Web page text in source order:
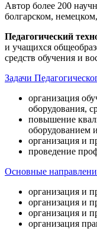
Автор более 200
болгарском,
Педагогический
и учащихся
средств обучения и
Задачи
организация
оборудования,
повышение
оборудованием
организация и
проведение
Основные
организация и
организация и
организация и
организация